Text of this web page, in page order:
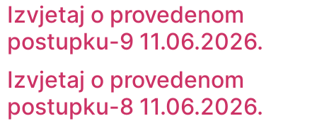
Izvjetaj o provedenom
postupku-9 11.06.2026.
Izvjetaj o provedenom
postupku-8 11.06.2026.